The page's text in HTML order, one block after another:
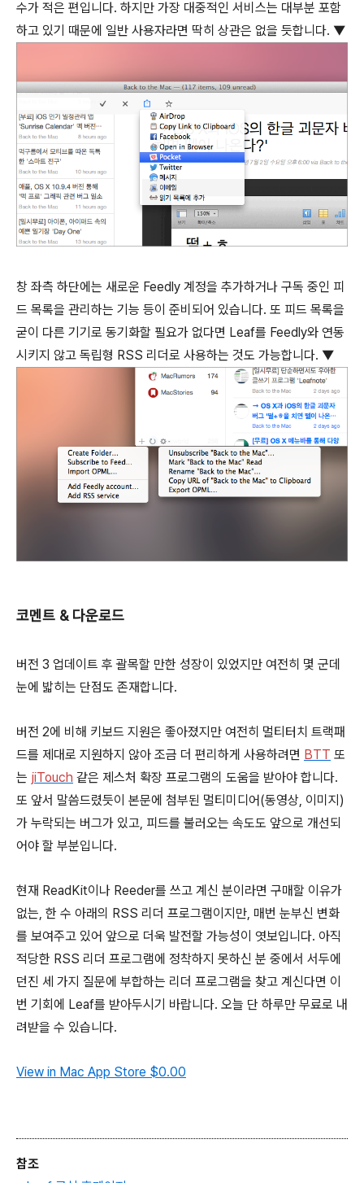
수가 적은 편입니다. 하지만 가장 대중적인 서비스는 대부분 포함
하고 있기 때문에 일반 사용자라면 딱히 상관은 없을 듯합니다. ▼
창 좌측 하단에는 새로운 Feedly 계정을 추가하거나 구독 중인 피
드 목록을 관리하는 기능 등이 준비되어 있습니다. 또 피드 목록을
굳이 다른 기기로 동기화할 필요가 없다면 Leaf를 Feedly와 연동
시키지 않고 독립형 RSS 리더로 사용하는 것도 가능합니다. ▼
코멘트 & 다운로드
버전 3 업데이트 후 괄목할 만한 성장이 있었지만 여전히 몇 군데
눈에 밟히는 단점도 존재합니다.
버전 2에 비해 키보드 지원은 좋아졌지만 여전히 멀티터치 트랙패
드를 제대로 지원하지 않아 조금 더 편리하게 사용하려면 BTT 또
는 jiTouch 같은 제스처 확장 프로그램의 도움을 받아야 합니다.
또 앞서 말씀드렸듯이 본문에 첨부된 멀티미디어(동영상, 이미지)
가 누락되는 버그가 있고, 피드를 불러오는 속도도 앞으로 개선되
어야 할 부분입니다.
현재 ReadKit이나 Reeder를 쓰고 계신 분이라면 구매할 이유가
없는, 한 수 아래의 RSS 리더 프로그램이지만, 매번 눈부신 변화
를 보여주고 있어 앞으로 더욱 발전할 가능성이 엿보입니다. 아직
적당한 RSS 리더 프로그램에 정착하지 못하신 분 중에서 서두에
던진 세 가지 질문에 부합하는 리더 프로그램을 찾고 계신다면 이
번 기회에 Leaf를 받아두시기 바랍니다. 오늘 단 하루만 무료로 내
려받을 수 있습니다.
View in Mac App Store $0.00
참조